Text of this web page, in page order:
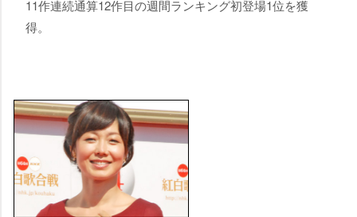
11作連続通算12作目の週間ランキング初登場1位を獲
得。